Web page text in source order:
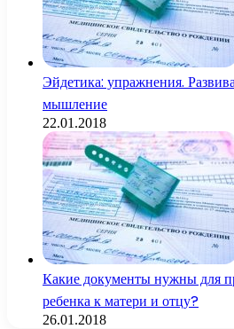
Эйдетика: упражнения.
мышление
22.01.2018
Какие документы нужны для
ребенка к матери и отцу?
26.01.2018